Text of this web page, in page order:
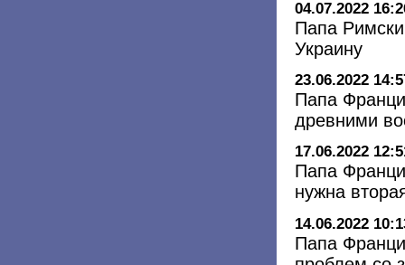
04.07.2022
Папа
Украину
23.06.2022
Папа
древними
17.06.2022
Папа
нужна
14.06.2022
Папа